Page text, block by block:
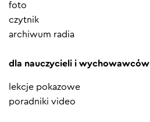
foto
czytnik
archiwum radia
dla nauczycieli i wychowawców
lekcje pokazowe
poradniki video